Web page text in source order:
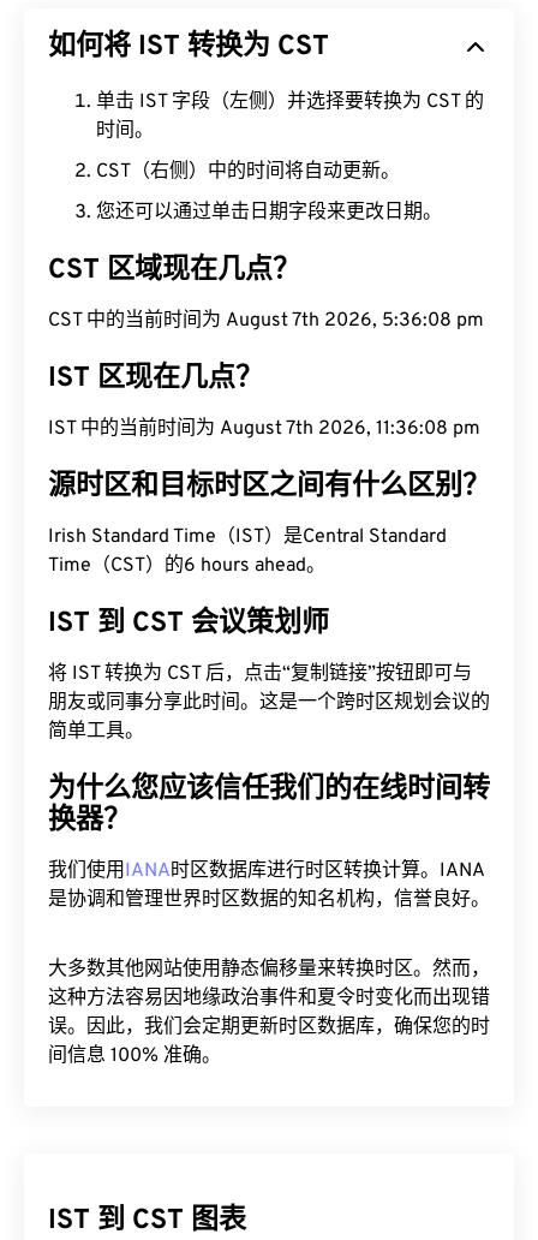
如何将 IST 转换为 CST
单击 IST 字段（左侧）并选择要转换为 CST 的
时间。
CST（右侧）中的时间将自动更新。
您还可以通过单击日期字段来更改日期。
CST 区域现在几点？
CST 中的当前时间为 August 7th 2026, 5:36:09 pm
IST 区现在几点？
IST 中的当前时间为 August 7th 2026, 11:36:09 pm
源时区和目标时区之间有什么区别？
Irish Standard Time（IST）是Central Standard
Time（CST）的6 hours ahead。
IST 到 CST 会议策划师
将 IST 转换为 CST 后，点击“复制链接”按钮即可与
朋友或同事分享此时间。这是一个跨时区规划会议的
简单工具。
为什么您应该信任我们的在线时间转
换器？
我们使用IANA时区数据库进行时区转换计算。IANA
是协调和管理世界时区数据的知名机构，信誉良好。
大多数其他网站使用静态偏移量来转换时区。然而，
这种方法容易因地缘政治事件和夏令时变化而出现错
误。因此，我们会定期更新时区数据库，确保您的时
间信息 100% 准确。
IST 到 CST 图表